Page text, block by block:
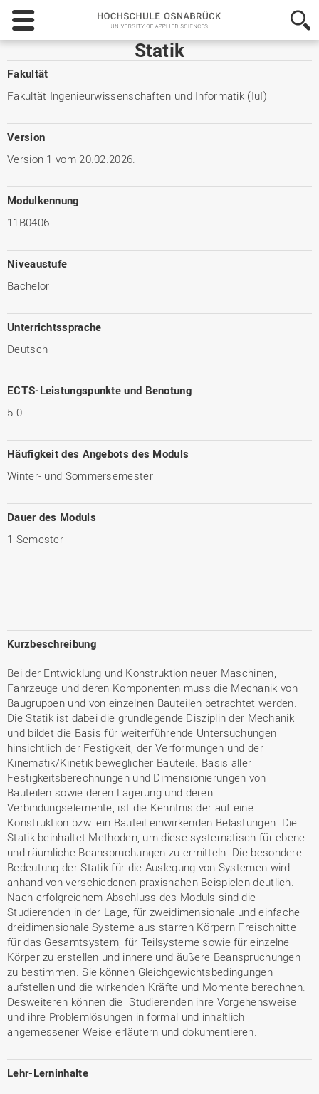
Hochschule
Osnabrück
-
University
Sciences
Statik
Fakultät
Fakultät Ingenieurwissenschaften und Informatik (IuI)
Version
Version 1 vom 20.02.2026.
Modulkennung
11B0406
Niveaustufe
Bachelor
Unterrichtssprache
Deutsch
ECTS-Leistungspunkte und Benotung
5.0
Häufigkeit des Angebots des Moduls
Winter- und Sommersemester
Dauer des Moduls
1 Semester
Kurzbeschreibung
Bei der Entwicklung und Konstruktion neuer Maschinen,
Fahrzeuge und deren Komponenten muss die Mechanik von
Baugruppen und von einzelnen Bauteilen betrachtet werden.
Die Statik ist dabei die grundlegende Disziplin der Mechanik
und bildet die Basis für weiterführende Untersuchungen
hinsichtlich der Festigkeit, der Verformungen und der
Kinematik/Kinetik beweglicher Bauteile. Basis aller
Festigkeitsberechnungen und Dimensionierungen von
Bauteilen sowie deren Lagerung und deren
Verbindungselemente, ist die Kenntnis der auf eine
Konstruktion bzw. ein Bauteil einwirkenden Belastungen. Die
Statik beinhaltet Methoden, um diese systematisch für ebene
und räumliche Beanspruchungen zu ermitteln. Die besondere
Bedeutung der Statik für die Auslegung von Systemen wird
anhand von verschiedenen praxisnahen Beispielen deutlich.
Nach erfolgreichem Abschluss des Moduls sind die
Studierenden in der Lage, für zweidimensionale und einfache
dreidimensionale Systeme aus starren Körpern Freischnitte
für das Gesamtsystem, für Teilsysteme sowie für einzelne
Körper zu erstellen und innere und äußere Beanspruchungen
zu bestimmen. Sie können Gleichgewichtsbedingungen
aufstellen und die wirkenden Kräfte und Momente berechnen.
Desweiteren können die Studierenden ihre Vorgehensweise
und ihre Problemlösungen in formal und inhaltlich
angemessener Weise erläutern und dokumentieren.
Lehr-Lerninhalte